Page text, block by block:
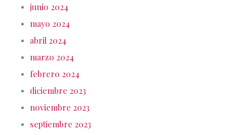
junio 2024
mayo 2024
abril 2024
marzo 2024
febrero 2024
diciembre 2023
noviembre 2023
septiembre 2023